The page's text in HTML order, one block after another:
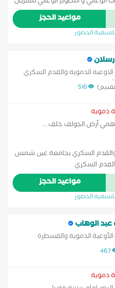
وقصور الشرايين الطرفية
مواعيد الحجز
الحضور
الدمويه والقدم السكري
الدموية والقدم السكري
516
دموية
أرض الجولف خلف...
والقدم السكري بجامعة عين شمس
السكري
مواعيد الحجز
الحضور
الوهاب
الدموية والقسطرة
السكري وعلاج دوالي الساقين
467
دموية